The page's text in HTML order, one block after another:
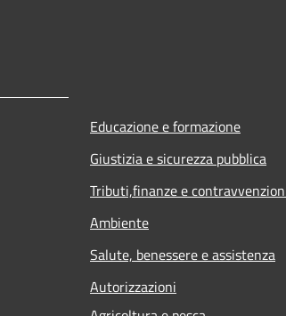
Educazione e formazione
Giustizia e sicurezza pubblica
Tributi,finanze e
Ambiente
Salute, benessere e assistenza
Autorizzazioni